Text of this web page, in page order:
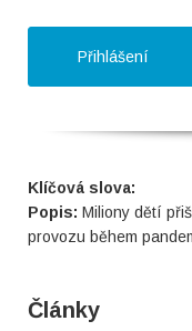
Přihlášení
Klíčová slova:
Popis: Miliony dětí
provozu během
Články